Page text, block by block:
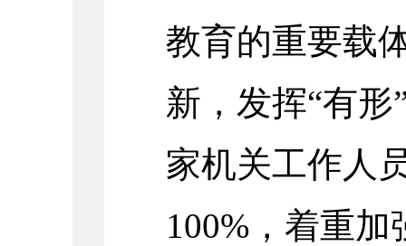
教育的重要载
新，发挥“有形
家机关工作人
100%，着重